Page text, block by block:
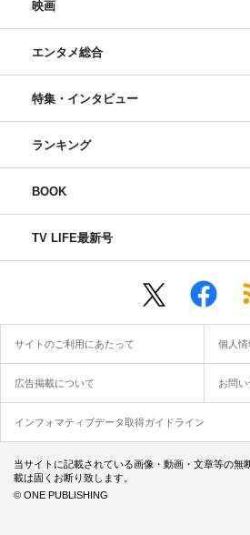
映画
エンタメ総合
特集・インタビュー
ランキング
BOOK
TV LIFE最新号
サイトのご利用にあたって 個人情
広告掲載について お問
インフォマティブデータ取得ガイドライン
当サイトに記載されている画像・動画・文章等の無
載は固くお断り致します。
© ONE PUBLISHING